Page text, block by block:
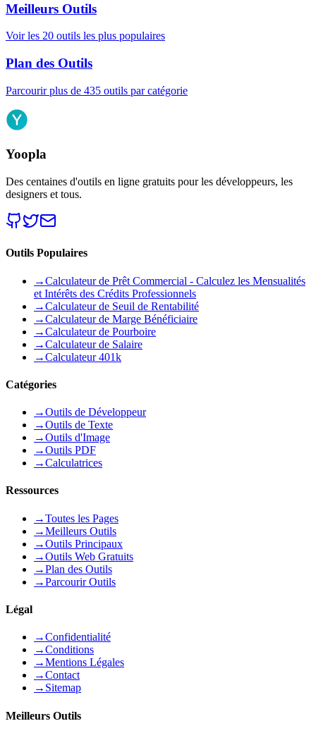
Meilleurs Outils
Voir les 20 outils les plus populaires
Plan des Outils
Parcourir plus de 435 outils par catégorie
Yoopla
Des centaines d'outils en ligne gratuits pour les développeurs, les
designers et tous.
Outils Populaires
→Calculateur de Prêt Commercial - Calculez les Mensualités
et Intérêts des Crédits Professionnels
→Calculateur de Seuil de Rentabilité
→Calculateur de Marge Bénéficiaire
→Calculateur de Pourboire
→Calculateur de Salaire
→Calculateur 401k
Catégories
→Outils de Développeur
→Outils de Texte
→Outils d'Image
→Outils PDF
→Calculatrices
Ressources
→Toutes les Pages
→Meilleurs Outils
→Outils Principaux
→Outils Web Gratuits
→Plan des Outils
→Parcourir Outils
Légal
→Confidentialité
→Conditions
→Mentions Légales
→Contact
→ Sitemap
Meilleurs Outils